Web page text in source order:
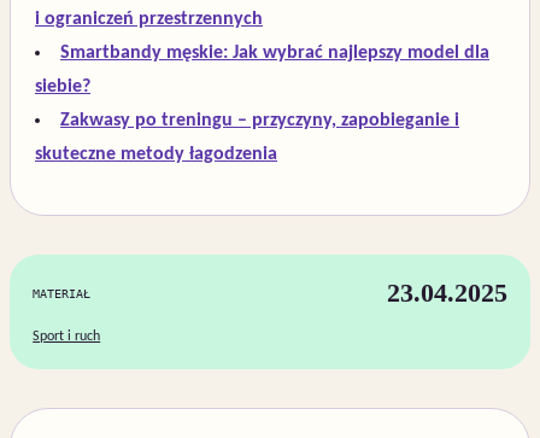
i ograniczeń przestrzennych
Smartbandy męskie: Jak wybrać najlepszy model dla
siebie?
Zakwasy po treningu – przyczyny, zapobieganie i
skuteczne metody łagodzenia
MATERIAŁ 23.04.2025
Sport i ruch